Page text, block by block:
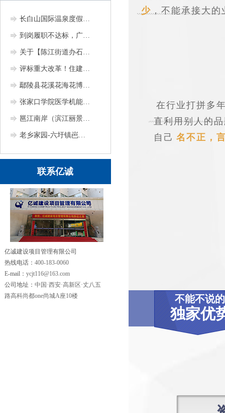
长白山国际温泉度假区二期（温泉广场）项目招标公告（吉林）
到岗履职不达标，广东此地通报近2000名项目负责人/总监/专业监理人员/安全员！
关于【陈江街道办石圳叶径污水收集工程采购工程监理服务】中选结果的公告(惠州)
评标重大改革！住建厅：这些项目必须采取远程异地评标
鄢陵县花溪花海花博大道道路路灯改造提升工程招标公告（河南）
张家口学院医学机能实验中心设备采购项目更正公告（张家口）
邕江南岸（滨江丽景花园小区—华英苑别墅小区）拆违建绿工程加固工程设计评标结果公示（南宁）
老乡家园-六圩镇岜烈板屯易地扶贫搬迁安置工程（安置房）二期竞争性谈判公告（广西）
联系亿诚
亿诚建设项目管理有限公司
热线电话： 400-183-0060
E-mail： ycjt116@163.com
公司地址： 中国·西安·高新区·丈八五
路高科尚都one尚城A座10楼
在行业打拼多
直利用别人的
自己 名不正，
少，不能承接大的
不能不说的
独家优